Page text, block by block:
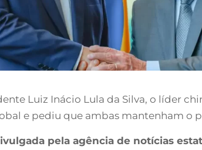
Luiz Inácio Lula da Silva, o líder
e pediu que ambas mantenham o
pela agência de notícias